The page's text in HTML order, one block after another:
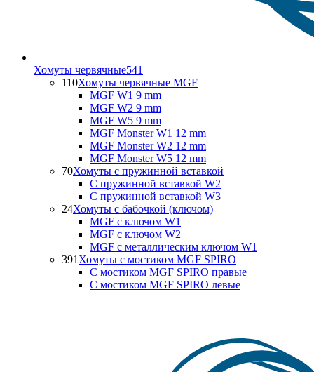
Хомуты червячные541
110Хомуты червячные MGF
MGF W1 9 mm
MGF W2 9 mm
MGF W5 9 mm
MGF Monster W1 12 mm
MGF Monster W2 12 mm
MGF Monster W5 12 mm
70Хомуты с пружинной вставкой
С пружинной вставкой W2
С пружинной вставкой W3
24Хомуты с бабочкой (ключом)
MGF с ключом W1
MGF с ключом W2
MGF с металлическим ключом W1
391 Хомуты с мостиком MGF SPIRO
С мостиком MGF SPIRO правые
С мостиком MGF SPIRO левые